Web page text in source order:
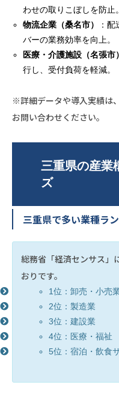
わせの取りこぼしを防止。
物流企業（桑名市）
：
バーの業務効率を向上。
医療・介護施設（名張市）
行し、受付負荷を軽減。
※詳細データや導入実績は
お問い合わせください。
三重県の産業
ズ
三重県で多い業種ラ
総務省「経済センサス」
おりです。
1位：卸売・小売
2位：製造業
3位：建設業
4位：医療・福祉
5位：宿泊・飲食